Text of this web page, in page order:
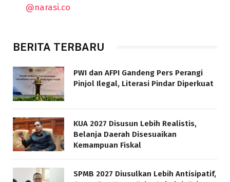
@narasi.co
BERITA TERBARU
PWI dan AFPI Gandeng Pers Perangi
Pinjol Ilegal, Literasi Pindar Diperkuat
KUA 2027 Disusun Lebih Realistis,
Belanja Daerah Disesuaikan
Kemampuan Fiskal
SPMB 2027 Diusulkan Lebih Antisipatif,